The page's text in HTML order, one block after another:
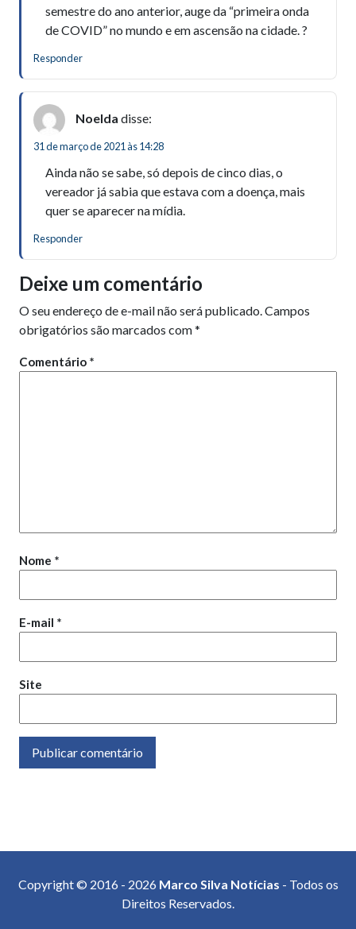
semestre do ano anterior, auge da “primeira onda
de COVID” no mundo e em ascensão na cidade. ?
Responder
Noelda disse:
31 de março de 2021 às 14:28
Ainda não se sabe, só depois de cinco dias, o
vereador já sabia que estava com a doença, mais
quer se aparecer na mídia.
Responder
Deixe um comentário
O seu endereço de e-mail não será publicado. Campos
obrigatórios são marcados com*
Comentário *
Nome *
E-mail *
Site
Copyright © 2016 - 2026 Marco Silva Notícias - Todos os
Direitos Reservados.